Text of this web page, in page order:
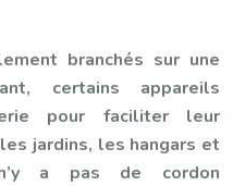
branchés sur une
certains appareils
pour faciliter leur
jardins, les hangars et
a pas de cordon